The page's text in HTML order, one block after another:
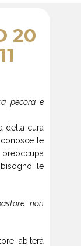
20
pecora e
della cura
le
le
non
abiterà